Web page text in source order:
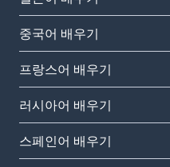
중국어 배우기
프랑스어 배우기
러시아어 배우기
스페인어 배우기